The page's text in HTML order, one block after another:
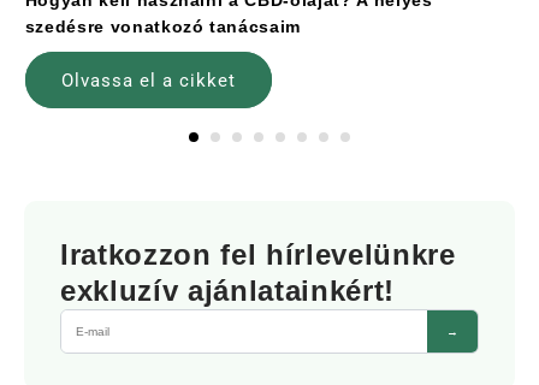
szedésre vonatkozó tanácsaim
Olvassa el a cikket
Iratkozzon fel hírlevelünkre
exkluzív ajánlatainkért!
→